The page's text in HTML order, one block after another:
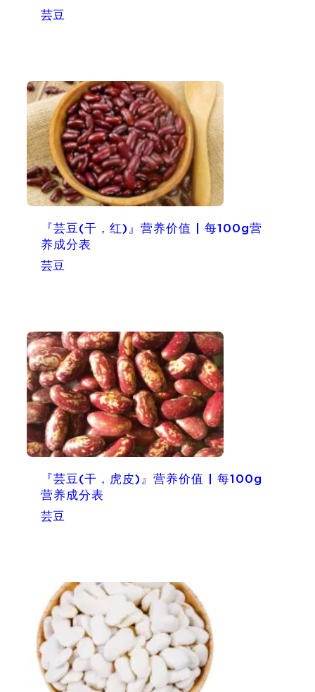
芸豆
『芸豆(干，红)』营养价值 | 每100g营
养成分表
芸豆
『芸豆(干，虎皮)』营养价值 | 每100g
营养成分表
芸豆